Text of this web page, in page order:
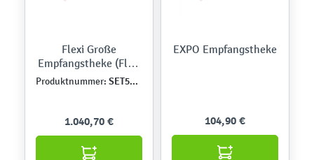
Flexi Große
Empfangstheke (Flexi
82)
Produktnummer: SET5172
1.040,70 €
EXPO Empfangstheke
104,90 €